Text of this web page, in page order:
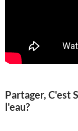
Partager, C'est
l'eau?